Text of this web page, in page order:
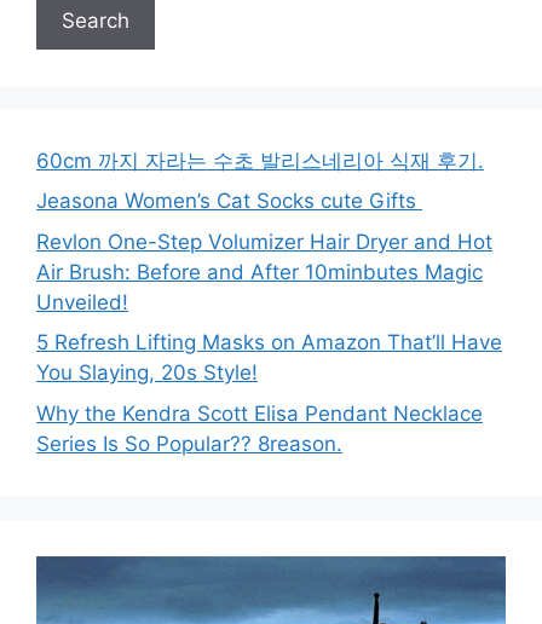
Search
60cm 까지 자라는 수초 발리스네리아 식재 후기.
Jeasona Women’s Cat Socks cute Gifts
Revlon One-Step Volumizer Hair Dryer and Hot
Air Brush: Before and After 10minbutes Magic
Unveiled!
5 Refresh Lifting Masks on Amazon That’ll Have
You Slaying, 20s Style!
Why the Kendra Scott Elisa Pendant Necklace
Series Is So Popular?? 8reason.